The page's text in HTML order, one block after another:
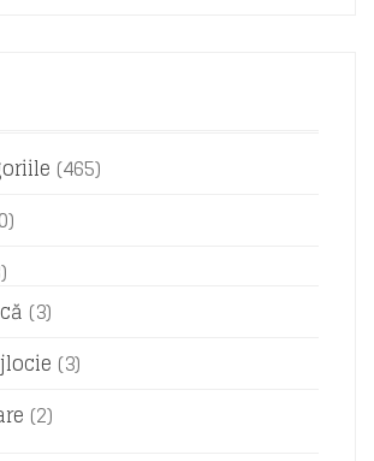
(465)
(3)
(3)
(2)